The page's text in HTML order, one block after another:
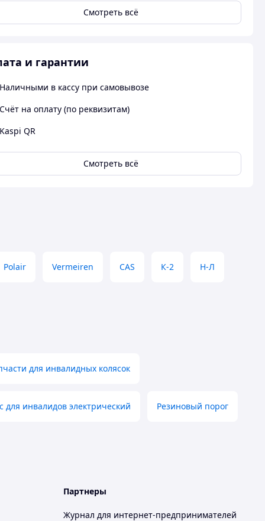
Смотреть всё
и гарантии
Наличными в кассу при самовывозе
Счёт на оплату (по реквизитам)
Kaspi QR
Смотреть всё
Polair Vermeiren CAS К-2 Н-Л
для инвалидных колясок
для инвалидов электрический Резиновый порог
Партнеры
Журнал для интернет-предпринимателей